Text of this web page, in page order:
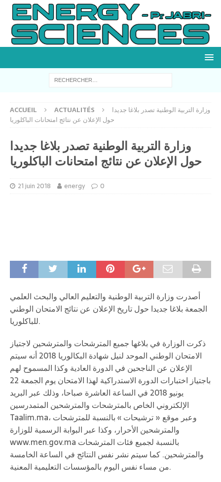
ACCUEIL ACTUALITÉS
وزارة التربية الوطنية تصدر بلاغا جديدا
حول الإعلان عن نتائج امتحانات الباكلوريا
وزارة التربية الوطنية تصدر بلاغا جديدا
حول الإعلان عن نتائج امتحانات الباكلوريا
21 juin 2018 energy 0
أصدرت وزارة التربية الوطنية والتعليم العالي والبحث العلمي
الجمعة بلاغا جديدا حول تاريخ الإعلان عن نتائج الامتحان الوطني
للباكلوريا.
ذكرت الوزارة في بلاغها جميع المترشحات والمترشحين لاجتياز
الامتحان الوطني الموحد لنيل شهادة البكالوريا 2018 أنه سيتم
الإعلان عن الناجحين في الدورة العادية وكذا المسموح لهم
باجتياز اختبارات الدورة الاستدراكية لهذا الامتحان يوم الجمعة 22
يونيو 2018 في الساعة العاشرة صباحا، وذلك عبر البريد
الإلكتروني الخاص بالمترشحات والمترشحين المتمدرسين
Taalim.ma، وعبر موقع « ترشيحات » بالنسبة للمترشحات
والمترشحين الأحرار، وكذا عبر البوابة الرسمية للوزارة
www.men.gov.ma بالنسبة لجميع فئات المترشحات
والمترشحين. كما سيتم نشر نفس النتائج في الساعة الخامسة
من مساء نفس اليوم بالمؤسسات التعليمية المعنية.